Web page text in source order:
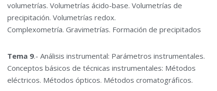
volumetrías. Volumetrías ácido-base. Volumetrías de
precipitación. Volumetrías redox.
Complexometría. Gravimetrías. Formación de precipitados
Tema 9.- Análisis instrumental: Parámetros instrumentales.
Conceptos básicos de técnicas instrumentales: Métodos
eléctricos. Métodos ópticos. Métodos cromatográficos.